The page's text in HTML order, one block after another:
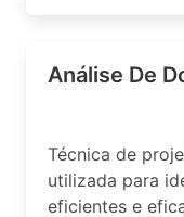
Análise De
Técnica de
utilizada para
eficientes e